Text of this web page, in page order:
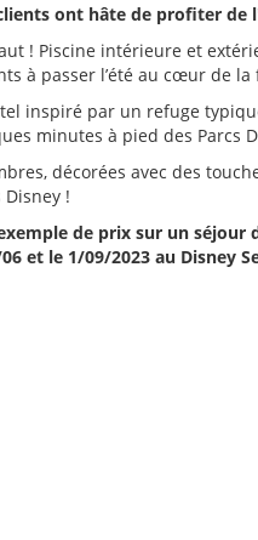
ont hâte de profiter de
! Piscine intérieure et
à passer l’été au cœur de
inspiré par un refuge
minutes à pied des Parcs
décorées avec des
!
de prix sur un séjour
et le 1/09/2023 au Disney